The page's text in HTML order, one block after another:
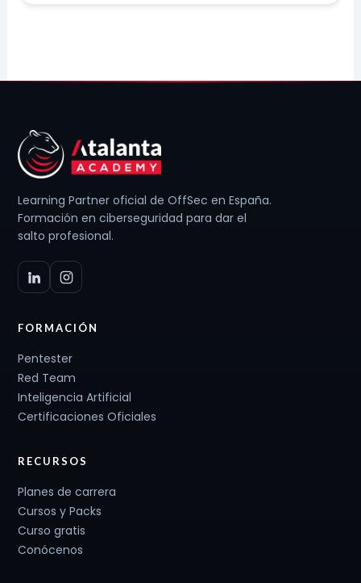
Learning Partner oficial de OffSec en España.
Formación en ciberseguridad para dar el
salto profesional.
FORMACIÓN
Pentester
Red Team
Inteligencia Artificial
Certificaciones Oficiales
RECURSOS
Planes de carrera
Cursos y Packs
Curso gratis
Conócenos